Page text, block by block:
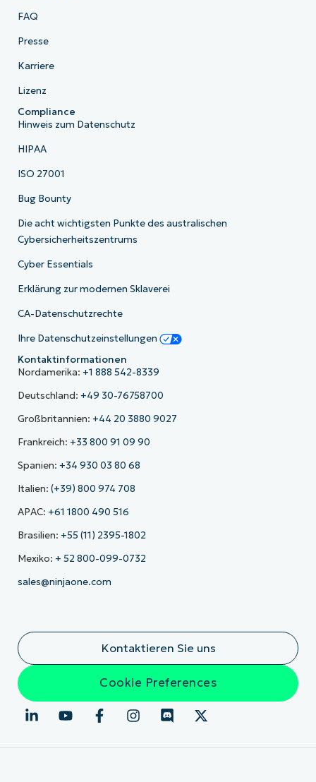
FAQ
Presse
Karriere
Lizenz
Compliance
Hinweis zum Datenschutz
HIPAA
ISO 27001
Bug Bounty
Die acht wichtigsten Punkte des australischen
Cybersicherheitszentrums
Cyber Essentials
Erklärung zur modernen Sklaverei
CA-Datenschutzrechte
Ihre Datenschutzeinstellungen
Kontaktinformationen
Nordamerika: +1 888 542-8339
Deutschland: +49 30-76758700
Großbritannien: +44 20 3880 9027
Frankreich: +33 800 91 09 90
Spanien: +34 930 03 80 68
Italien: (+39) 800 974 708
APAC: +61 1800 490 516
Brasilien: +55 (11) 2395-1802
Mexiko: + 52 800-099-0732
sales@ninjaone.com
Kontaktieren Sie uns
Cookie Preferences